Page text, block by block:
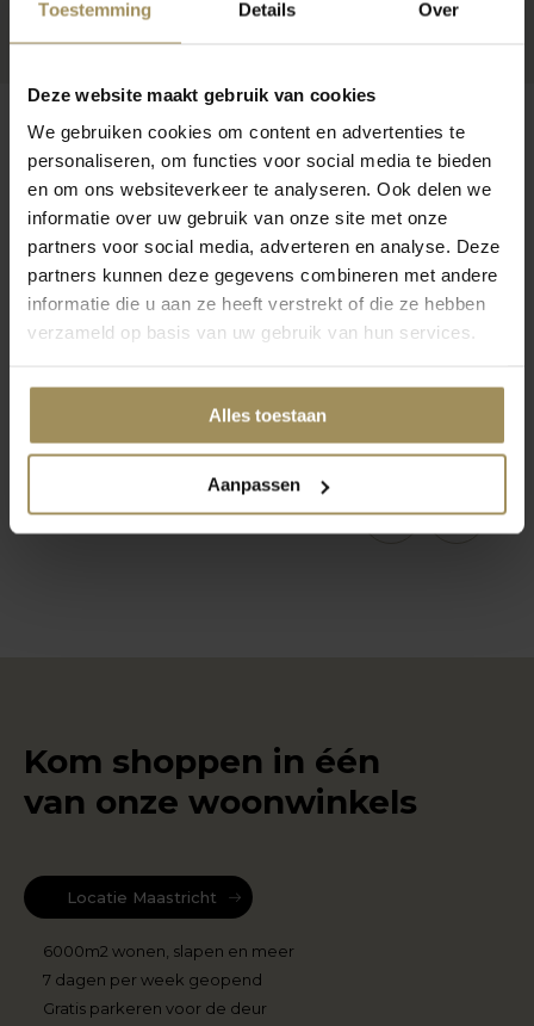
Toestemming Details Over
Deze website maakt gebruik van cookies
We gebruiken cookies om content en advertenties te
personaliseren, om functies voor social media te bieden
en om ons websiteverkeer te analyseren. Ook delen we
informatie over uw gebruik van onze site met onze
partners voor social media, adverteren en analyse. Deze
partners kunnen deze gegevens combineren met andere
informatie die u aan ze heeft verstrekt of die ze hebben
verzameld op basis van uw gebruik van hun services.
Alles toestaan
Aanpassen
Op zoek naar meer inspiratie?
1 2 3 4
Kom shoppen in één
van onze woonwinkels
Locatie Maastricht
6000m2 wonen, slapen en meer
7 dagen per week geopend
Gratis parkeren voor de deur